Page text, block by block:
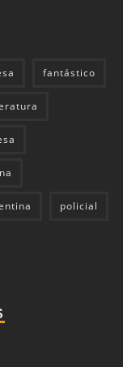
fantástico
policial